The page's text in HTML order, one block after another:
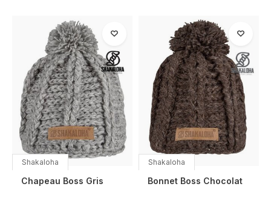
Shakaloha
Chapeau Boss Gris
Shakaloha
Bonnet Boss Chocolat